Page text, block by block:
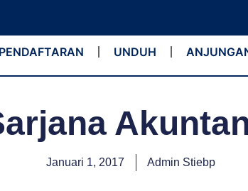
PENDAFTARAN UNDUH
Januari 1, 2017 Admin Stiebp